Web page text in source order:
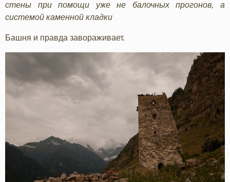
стены при помощи уже не балочных прогонов, а
системой каменной кладки
Башня и правда завораживает.